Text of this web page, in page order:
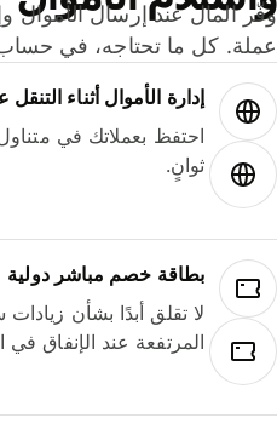
كل ما تحتاجه، في حساب
إدارة الأموال أثناء التنقل
احتفظ بعملاتك في
ثوانٍ.
بطاقة خصم مباشر دولية
لا تقلق أبدًا بشأن
المرتفعة عند الإنفاق في